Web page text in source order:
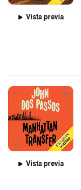
Vista previa
Vista previa